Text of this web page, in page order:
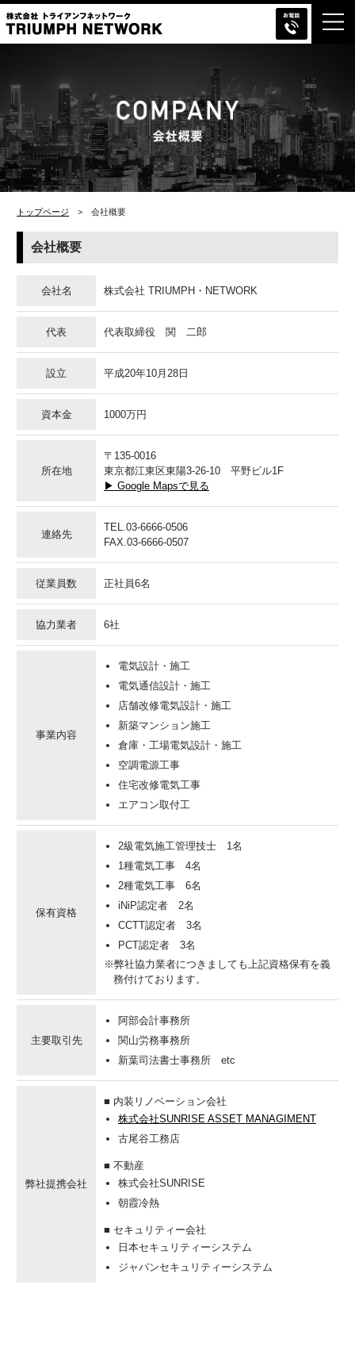
0506
会社概要
トップページ > 会社概要
会社概要
会社名 株式会社 TRIUMPH・NETWORK
代表 代表取締役 関 二郎
設立 平成20年10月28日
資本金 1000万円
所在地
〒135-0016
東京都江東区東陽3-26-10 平野ビル1F
▶ Google Mapsで見る
連絡先
TEL.03-6666-0506
FAX.03-6666-0507
従業員数 正社員6名
協力業者 6社
事業内容
電気設計・施工
電気通信設計・施工
店舗改修電気設計・施工
新築マンション施工
倉庫・工場電気設計・施工
空調電源工事
住宅改修電気工事
エアコン取付工
保有資格
2級電気施工管理技士 1名
1種電気工事 4名
2種電気工事 6名
iNiP認定者 2名
CCTT認定者 3名
PCT認定者 3名
※弊社協力業者につきましても上記資格保有を義
務付けております。
主要取引先
阿部会計事務所
関山労務事務所
新葉司法書士事務所 etc
弊社提携会社
■ 内装リノベーション会社
株式会社SUNRISE ASSET MANAGIMENT
古尾谷工務店
■ 不動産
株式会社SUNRISE
朝霞冷熱
■ セキュリティー会社
日本セキュリティーシステム
ジャパンセキュリティーシステム